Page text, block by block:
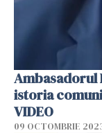
Ambasadorul
istoria
VIDEO
09 OCTOMBRIE